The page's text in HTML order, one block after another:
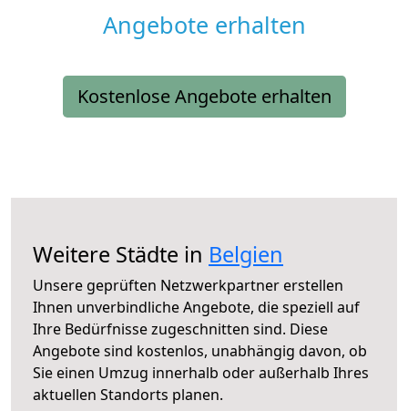
Angebote erhalten
Kostenlose Angebote erhalten
Weitere Städte in Belgien
Unsere geprüften Netzwerkpartner erstellen
Ihnen unverbindliche Angebote, die speziell auf
Ihre Bedürfnisse zugeschnitten sind. Diese
Angebote sind kostenlos, unabhängig davon, ob
Sie einen Umzug innerhalb oder außerhalb Ihres
aktuellen Standorts planen.